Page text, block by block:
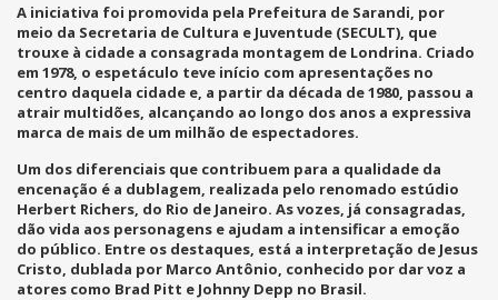
A iniciativa foi promovida pela Prefeitura de Sarandi, por
meio da Secretaria de Cultura e Juventude (SECULT), que
trouxe à cidade a consagrada montagem de Londrina. Criado
em 1978, o espetáculo teve início com apresentações no
centro daquela cidade e, a partir da década de 1980, passou a
atrair multidões, alcançando ao longo dos anos a expressiva
marca de mais de um milhão de espectadores.
Um dos diferenciais que contribuem para a qualidade da
encenação é a dublagem, realizada pelo renomado estúdio
Herbert Richers, do Rio de Janeiro. As vozes, já consagradas,
dão vida aos personagens e ajudam a intensificar a emoção
do público. Entre os destaques, está a interpretação de Jesus
Cristo, dublada por Marco Antônio, conhecido por dar voz a
atores como Brad Pitt e Johnny Depp no Brasil.